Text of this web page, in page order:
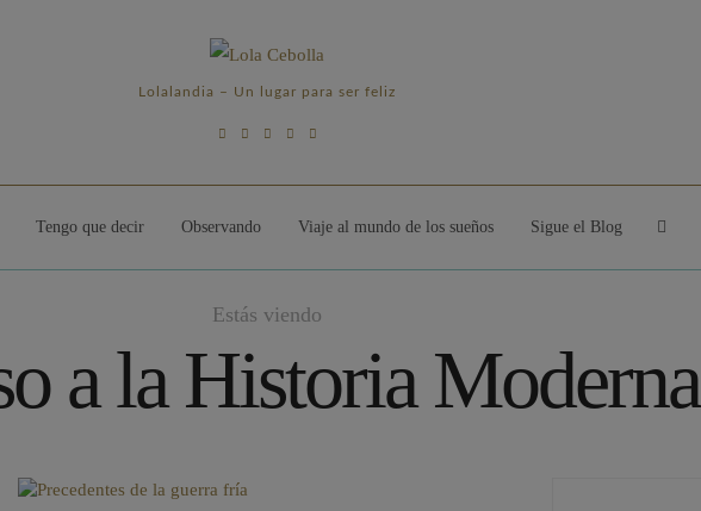
Lolalandia – Un lugar para ser feliz
Tengo que decir Observando Viaje al mundo de los sueños Sigue el Blog
Estás viendo
a la Historia Moderna